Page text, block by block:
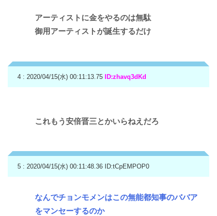
アーティストに金をやるのは無駄
御用アーティストが誕生するだけ
4 : 2020/04/15(水) 00:11:13.75 ID:zhavq3dKd
これもう安倍晋三とかいらねえだろ
5 : 2020/04/15(水) 00:11:48.36 ID:tCpEMPOP0
なんでチョンモメンはこの無能都知事のババア
をマンセーするのか